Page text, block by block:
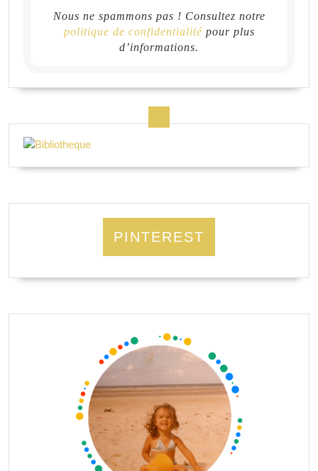
Nous ne spammons pas ! Consultez notre
politique de confidentialitépour plus
d’informations.
PINTEREST